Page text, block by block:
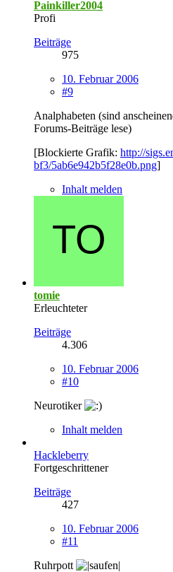
Painkiller2004
Profi
Beiträge
975
10. Februar 2006
#9
Analphabeten (sind
Forums-Beiträge lese)
[Blockierte Grafik: http://
bf3/5ab6e942b5f28e0b.png]
Inhalt melden
tomie
Erleuchteter
Beiträge
4.306
10. Februar 2006
#10
Neurotiker
Inhalt melden
Hackleberry
Fortgeschrittener
Beiträge
427
10. Februar 2006
#11
Ruhrpott